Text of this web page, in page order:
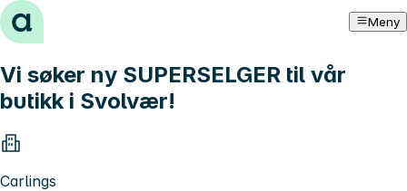
Hopp til innhold Meny
Vi søker ny SUPERSELGER til vår
butikk i Svolvær!
Carlings